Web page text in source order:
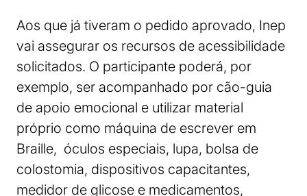
Aos que já tiveram o pedido aprovado, Inep
vai assegurar os recursos de acessibilidade
solicitados. O participante poderá, por
exemplo, ser acompanhado por cão-guia
de apoio emocional e utilizar material
próprio como máquina de escrever em
Braille, óculos especiais, lupa, bolsa de
colostomia, dispositivos capacitantes,
medidor de glicose e medicamentos,